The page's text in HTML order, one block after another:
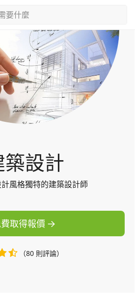
築設計
風格獨特的建築設計師
取得報價
（80 則評論）